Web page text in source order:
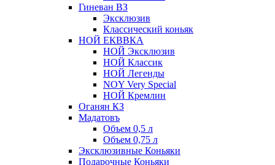
Гиневан ВЗ
Эксклюзив
Классический коньяк
НОЙ ЕКВВКА
НОЙ Эксклюзив
НОЙ Классик
НОЙ Легенды
NOY Very Speсial
НОЙ Кремлин
Оганян КЗ
Мадатовъ
Объем 0,5 л
Объем 0,75 л
Эксклюзивные Коньяки
Подарочные Коньяки